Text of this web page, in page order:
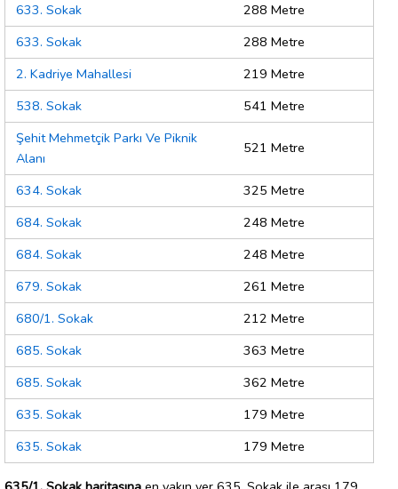
633. Sokak
288 Metre
633. Sokak
288 Metre
2. Kadriye Mahallesi
219 Metre
538. Sokak
541 Metre
Şehit Mehmetçik Parkı Ve Piknik
Alanı
521 Metre
634. Sokak
325 Metre
684. Sokak
248 Metre
684. Sokak
248 Metre
679. Sokak
261 Metre
680/1. Sokak
212 Metre
685. Sokak
363 Metre
685. Sokak
362 Metre
635. Sokak
179 Metre
635. Sokak
179 Metre